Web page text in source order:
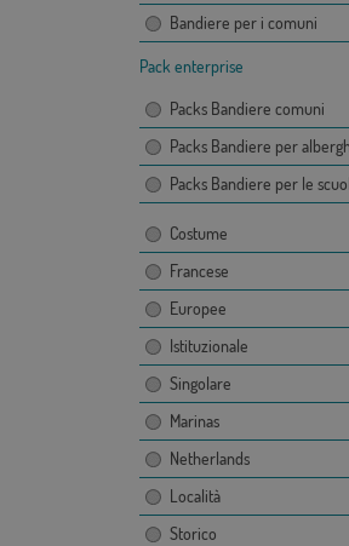
Bandiere per i comuni
Pack enterprise
Packs Bandiere comuni
Packs Bandiere per
Packs Bandiere per le
Costume
Francese
Europee
Istituzionale
Singolare
Marinas
Netherlands
Località
Storico